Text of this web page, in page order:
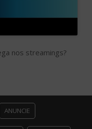
nos streamings?
ANUNCIE